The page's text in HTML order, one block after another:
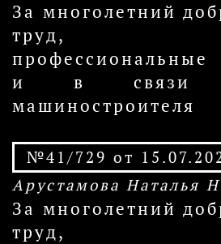
За многолетний
труд,
и в связи
машиностроителя
№41/729 от
Арустамова Наталья
За многолетний
труд,